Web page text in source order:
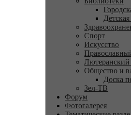
Спорт
Искусство
Лютеранский
Общество и
Доска
Зел-ТВ
Форум
Фотогалерея